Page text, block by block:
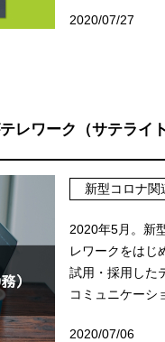
2020/07/27
レワーク（サテライ
新型コロナ関
2020年5月。新
レワークをはじ
試用・採用した
コミュニケーシ
2020/07/06